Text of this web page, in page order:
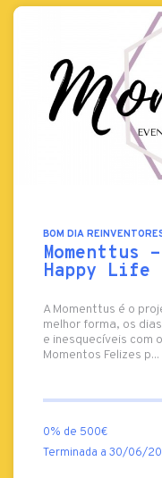
BOM DIA
Momenttus
Happy Life
A Momenttus é o
melhor forma, os
e inesquecíveis com
Momentos Felizes p...
0% de 500€
Terminada a 30/06/